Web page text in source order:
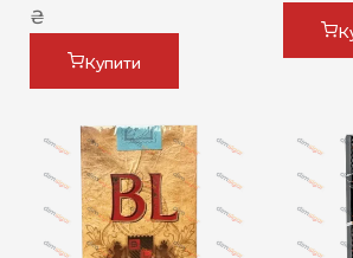
₴
Купити